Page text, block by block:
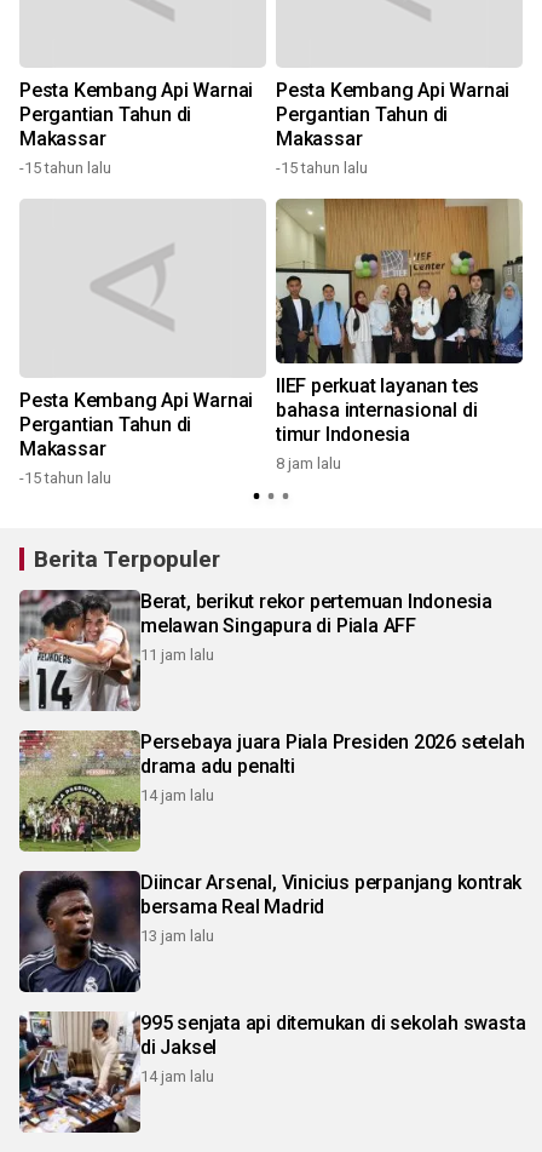
Pesta Kembang Api Warnai
Pergantian Tahun di
Makassar
-15 tahun lalu
Pesta Kembang Api Warnai
Pergantian Tahun di
Makassar
-15 tahun lalu
Pesta Kembang Api Warnai
Pergantian Tahun di
Makassar
-15 tahun lalu
IIEF perkuat layanan tes
bahasa internasional di
timur Indonesia
8 jam lalu
Berita Terpopuler
Berat, berikut rekor pertemuan Indonesia
melawan Singapura di Piala AFF
11 jam lalu
Persebaya juara Piala Presiden 2026 setelah
drama adu penalti
14 jam lalu
Diincar Arsenal, Vinicius perpanjang kontrak
bersama Real Madrid
13 jam lalu
995 senjata api ditemukan di sekolah swasta
di Jaksel
14 jam lalu